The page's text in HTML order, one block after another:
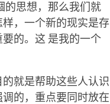
的思想，那么我们就
，一个新的现实是存
的。这 是我的一个
就是帮助这些人认识
的，重点要同时放在